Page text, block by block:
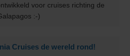
voor cruises richting de
:-)
Cruises de wereld rond!